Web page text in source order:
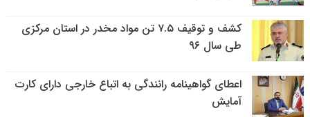
کشف و توقیف ۷.۵ تن مواد مخدر در استان مرکزی
طی سال ۹۶
اعطای گواهینامه رانندگی به اتباع خارجی دارای کارت
آمایش